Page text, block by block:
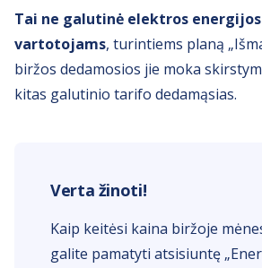
Tai ne galutinė elektros
vartotojams, turintiems planą
biržos dedamosios jie moka
kitas galutinio tarifo dedamąsias.
Verta žinoti!
Kaip keitėsi kaina biržoje
galite pamatyti atsisiuntę